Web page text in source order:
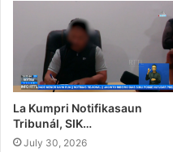
La Kumpri Notifikasaun
Tribunál, SIK…
July 30, 2026